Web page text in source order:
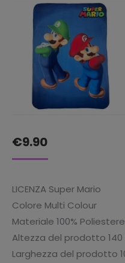
€9.90
LICENZA Super Mario
Colore Multi Colour
Materiale 100% Poliestere
Altezza del prodotto 140
Larghezza del prodotto